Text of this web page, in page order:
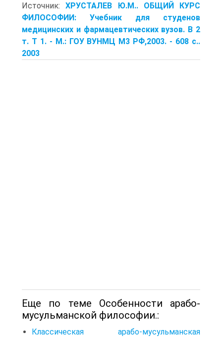
Источник:ХРУСТАЛЕВ Ю.М.. ОБЩИЙ КУРС
ФИЛОСОФИИ: Учебник для студенов
медицинских и фармацевтических вузов. В 2
т. Т 1. - М.: ГОУ ВУНМЦ М3 РФ,2003. - 608 с..
2003
Еще по теме Особенности арабо-
мусульманской философии.:
Классическая арабо-мусульманская